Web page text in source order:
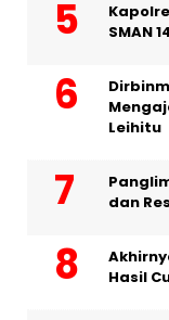
SMAN
Leihitu
dan
Hasil